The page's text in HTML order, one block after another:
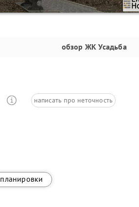
обзор ЖК Усадьба
написать про неточность
планировки